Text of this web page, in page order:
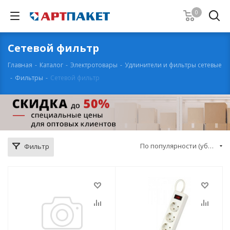
0
Сетевой фильтр
Главная - Каталог - Электротовары - Удлинители и фильтры сетевые
- Фильтры - Сетевой фильтр
Фильтр По популярности (убывание)